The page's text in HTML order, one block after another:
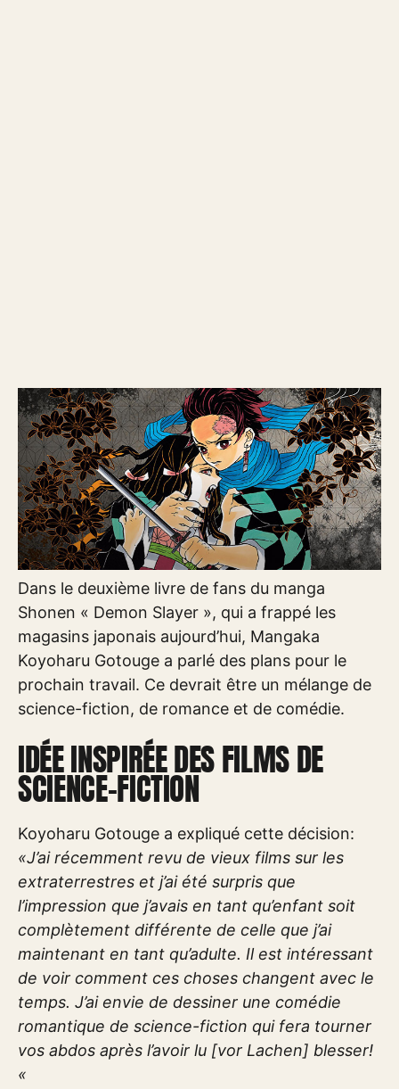
Dans le deuxième livre de fans du manga
Shonen « Demon Slayer », qui a frappé les
magasins japonais aujourd’hui, Mangaka
Koyoharu Gotouge a parlé des plans pour le
prochain travail. Ce devrait être un mélange de
science-fiction, de romance et de comédie.
IDÉE INSPIRÉE DES FILMS DE
SCIENCE-FICTION
Koyoharu Gotouge a expliqué cette décision:
«J’ai récemment revu de vieux films sur les
extraterrestres et j’ai été surpris que
l’impression que j’avais en tant qu’enfant soit
complètement différente de celle que j’ai
maintenant en tant qu’adulte. Il est intéressant
de voir comment ces choses changent avec le
temps. J’ai envie de dessiner une comédie
romantique de science-fiction qui fera tourner
vos abdos après l’avoir lu [vor Lachen] blesser!
«